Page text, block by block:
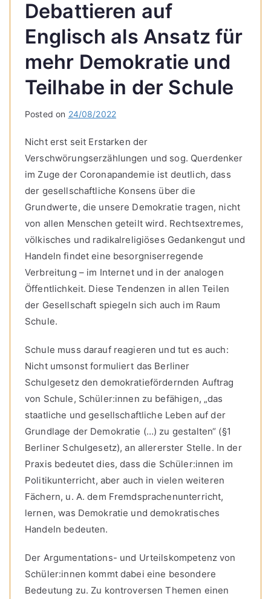
Debattieren auf
Englisch als Ansatz für
mehr Demokratie und
Teilhabe in der Schule
Posted on 24/08/2022
Nicht erst seit Erstarken der
Verschwörungserzählungen und sog. Querdenker
im Zuge der Coronapandemie ist deutlich, dass
der gesellschaftliche Konsens über die
Grundwerte, die unsere Demokratie tragen, nicht
von allen Menschen geteilt wird. Rechtsextremes,
völkisches und radikalreligiöses Gedankengut und
Handeln findet eine besorgniserregende
Verbreitung – im Internet und in der analogen
Öffentlichkeit. Diese Tendenzen in allen Teilen
der Gesellschaft spiegeln sich auch im Raum
Schule.
Schule muss darauf reagieren und tut es auch:
Nicht umsonst formuliert das Berliner
Schulgesetz den demokratiefördernden Auftrag
von Schule, Schüler:innen zu befähigen, „das
staatliche und gesellschaftliche Leben auf der
Grundlage der Demokratie (…) zu gestalten“ (§1
Berliner Schulgesetz), an allererster Stelle. In der
Praxis bedeutet dies, dass die Schüler:innen im
Politikunterricht, aber auch in vielen weiteren
Fächern, u. A. dem Fremdsprachenunterricht,
lernen, was Demokratie und demokratisches
Handeln bedeuten.
Der Argumentations- und Urteilskompetenz von
Schüler:innen kommt dabei eine besondere
Bedeutung zu. Zu kontroversen Themen einen